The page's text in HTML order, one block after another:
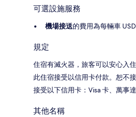
可選設施服務
機場接送的費用為每輛車
規定
住宿有滅火器，旅客可以安心入住
此住宿接受以信用卡付款。恕不接
接受以下信用卡：Visa 卡、萬事
其他名稱